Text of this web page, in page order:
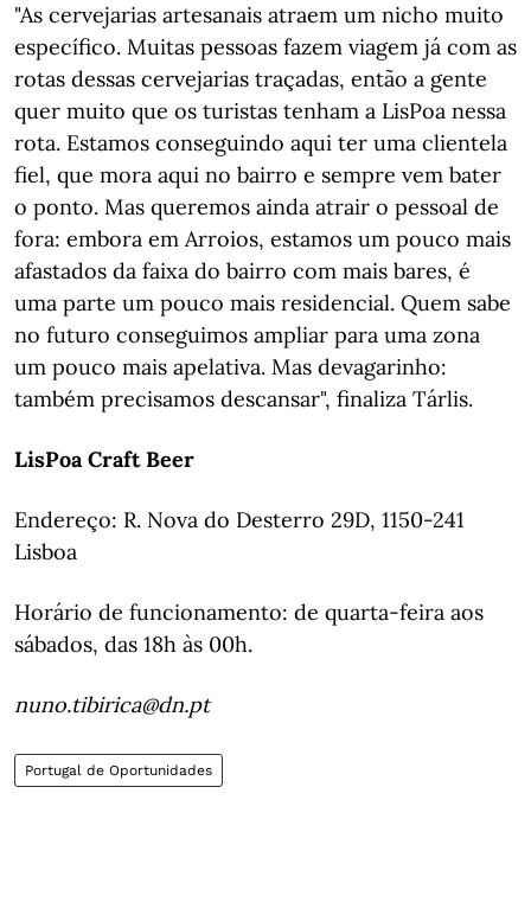
"As cervejarias artesanais atraem um nicho muito
específico. Muitas pessoas fazem viagem já com as
rotas dessas cervejarias traçadas, então a gente
quer muito que os turistas tenham a LisPoa nessa
rota. Estamos conseguindo aqui ter uma clientela
fiel, que mora aqui no bairro e sempre vem bater
o ponto. Mas queremos ainda atrair o pessoal de
fora: embora em Arroios, estamos um pouco mais
afastados da faixa do bairro com mais bares, é
uma parte um pouco mais residencial. Quem sabe
no futuro conseguimos ampliar para uma zona
um pouco mais apelativa. Mas devagarinho:
também precisamos descansar", finaliza Tárlis.
LisPoa Craft Beer
Endereço: R. Nova do Desterro 29D, 1150-241
Lisboa
Horário de funcionamento: de quarta-feira aos
sábados, das 18h às 00h.
nuno.tibirica@dn.pt
Portugal de Oportunidades